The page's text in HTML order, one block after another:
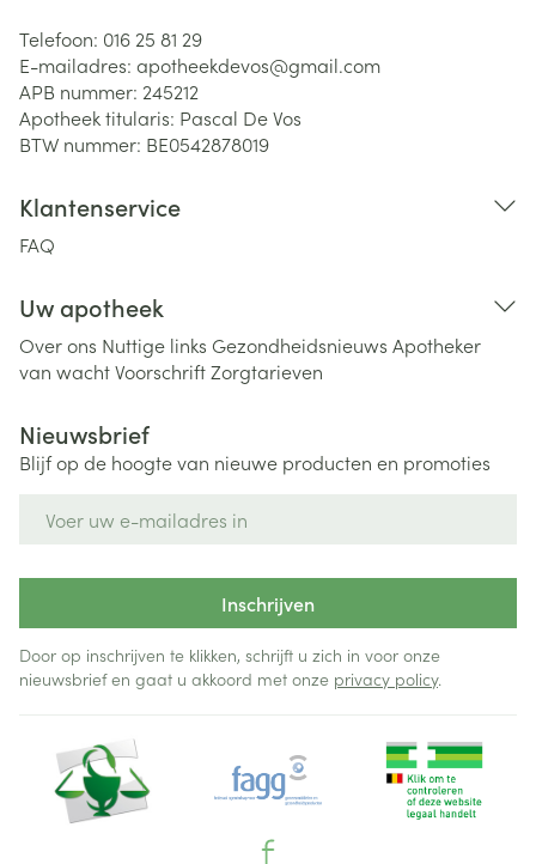
Telefoon: 016 25 81 29
E-mailadres: apotheekdevos@gmail.com
APB nummer: 245212
Apotheek titularis: Pascal De Vos
BTW nummer: BE0542878019
Klantenservice
FAQ
Uw apotheek
Over ons Nuttige links Gezondheidsnieuws Apotheker
van wachtVoorschriftZorgtarieven
Nieuwsbrief
Blijf op de hoogte van nieuwe producten en promoties
Inschrijven
Door op inschrijven te klikken, schrijft u zich in voor onze
nieuwsbrief en gaat u akkoord met onze privacy policy.